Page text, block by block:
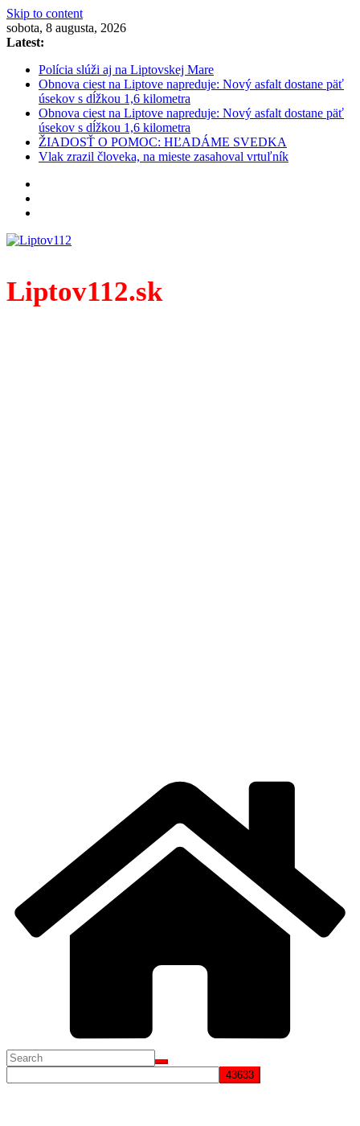
Skip to content
sobota, 8 augusta, 2026
Latest:
Polícia slúži aj na Liptovskej Mare
Obnova ciest na Liptove napreduje: Nový asfalt dostane päť
úsekov s dĺžkou 1,6 kilometra
Obnova ciest na Liptove napreduje: Nový asfalt dostane päť
úsekov s dĺžkou 1,6 kilometra
ŽIADOSŤ O POMOC: HĽADÁME SVEDKA
Vlak zrazil človeka, na mieste zasahoval vrtuľník
Liptov112.sk